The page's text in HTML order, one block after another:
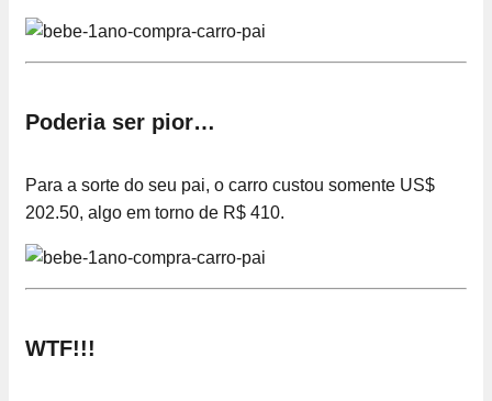
Poderia ser pior…
Para a sorte do seu pai, o carro custou somente US$
202.50, algo em torno de R$ 410.
WTF!!!